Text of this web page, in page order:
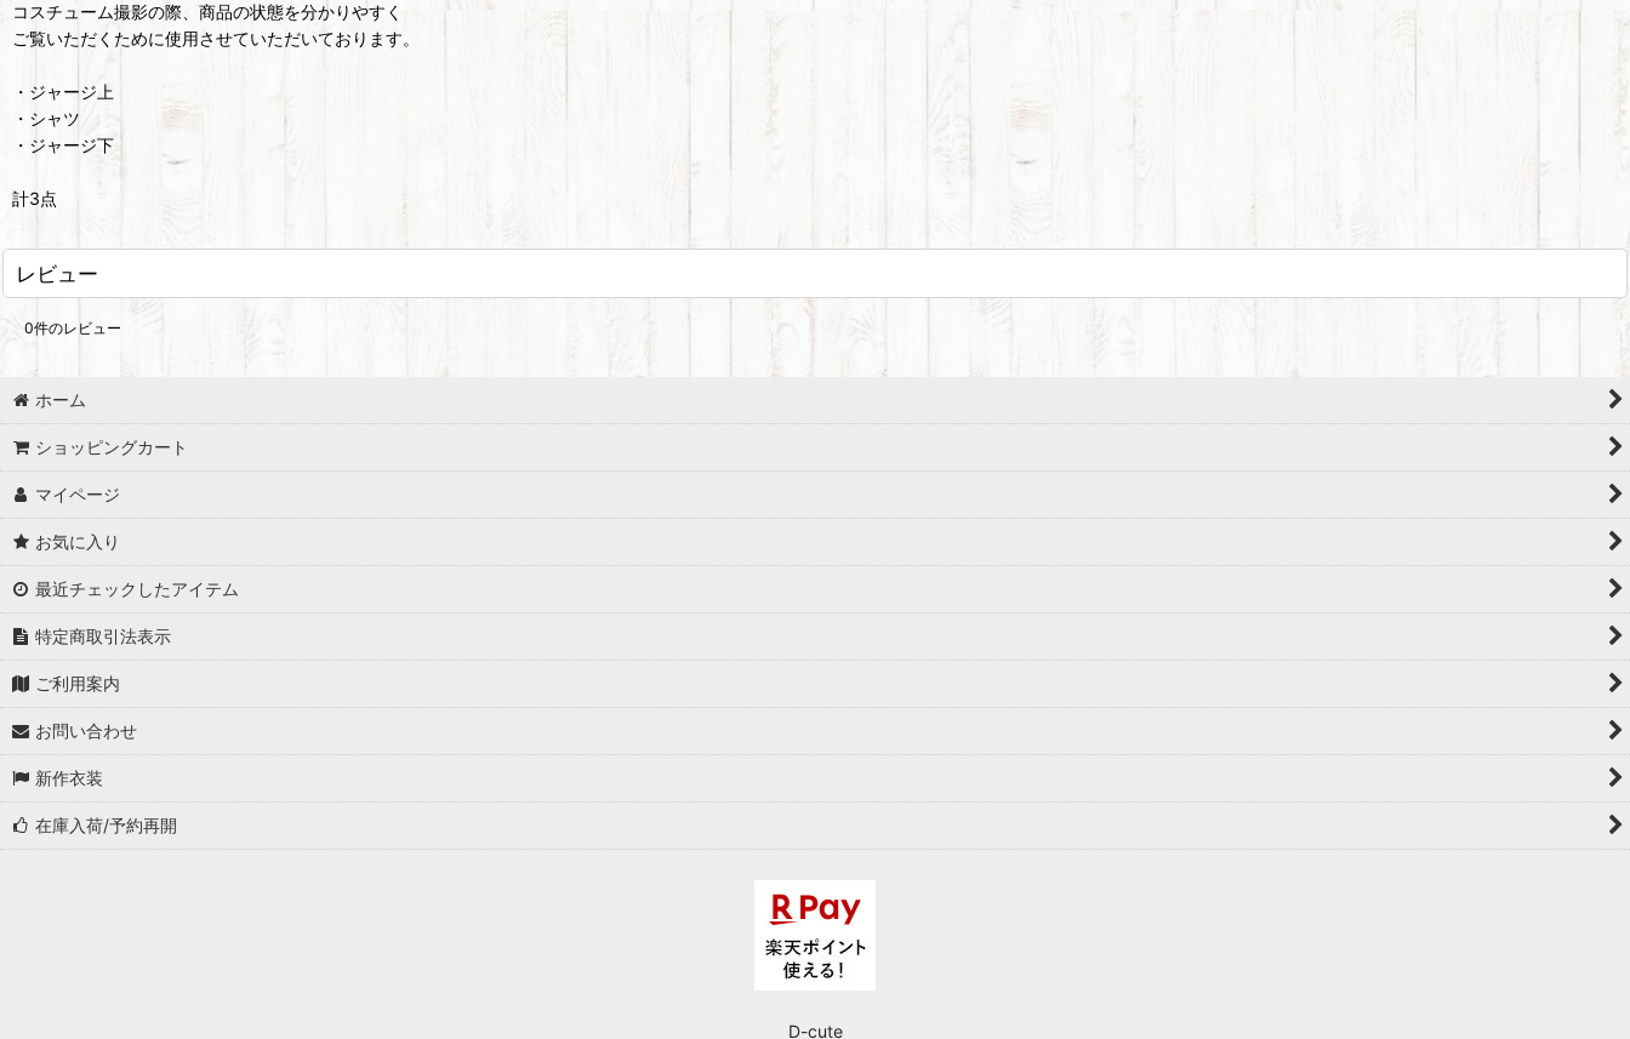
コスチューム撮影の際、商品の状態を分かりやすく
ご覧いただくために使用させていただいております。
・ジャージ上
・シャツ
・ジャージ下
計3点
レビュー
0件のレビュー
ホーム
ショッピングカート
マイページ
お気に入り
最近チェックしたアイテム
特定商取引法表示
ご利用案内
お問い合わせ
新作衣装
在庫入荷/予約再開
D-cute